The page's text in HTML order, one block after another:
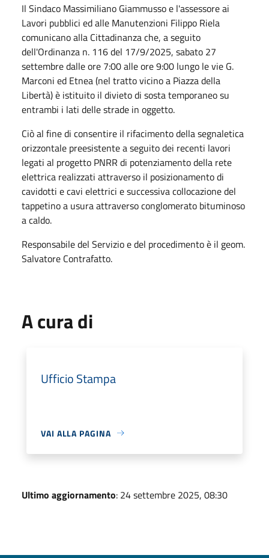
Il Sindaco Massimiliano Giammusso e l'assessore ai
Lavori pubblici ed alle Manutenzioni Filippo Riela
comunicano alla Cittadinanza che, a seguito
dell'Ordinanza n. 116 del 17/9/2025, sabato 27
settembre dalle ore 7:00 alle ore 9:00 lungo le vie G.
Marconi ed Etnea (nel tratto vicino a Piazza della
Libertà) è istituito il divieto di sosta temporaneo su
entrambi i lati delle strade in oggetto.
Ciò al fine di consentire il rifacimento della segnaletica
orizzontale preesistente a seguito dei recenti lavori
legati al progetto PNRR di potenziamento della rete
elettrica realizzati attraverso il posizionamento di
cavidotti e cavi elettrici e successiva collocazione del
tappetino a usura attraverso conglomerato bituminoso
a caldo.
Responsabile del Servizio e del procedimento è il geom.
Salvatore Contrafatto.
A cura di
Ufficio Stampa
VAI ALLA PAGINA
Ultimo aggiornamento: 24 settembre 2025, 08:30